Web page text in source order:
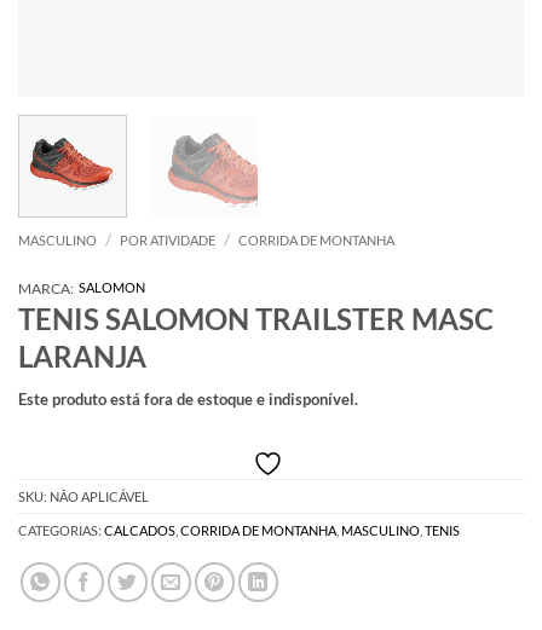
MASCULINO / POR ATIVIDADE / CORRIDA DE MONTANHA
MARCA: SALOMON
TENIS SALOMON TRAILSTER MASC
LARANJA
Este produto está fora de estoque e indisponível.
SKU: NÃO APLICÁVEL
CATEGORIAS: CALCADOS CORRIDA DE MONTANHA MASCULINO TENIS